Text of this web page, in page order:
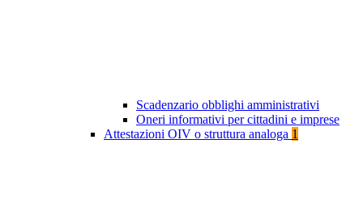
Scadenzario obblighi amministrativi
Oneri informativi per cittadini e imprese
Attestazioni OIV o struttura analoga 1